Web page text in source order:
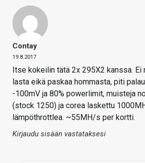
Contay
19.8.2017
Itse kokeilin tätä 2x 295X2 kanssa. Ei
lasta eikä paskaa hommasta, piti
-100mV ja 80% powerlimit, muisteja
(stock 1250) ja corea laskettu
lämpöthrottlea. ~55MH/s per kortti.
Kirjaudu sisään vastataksesi